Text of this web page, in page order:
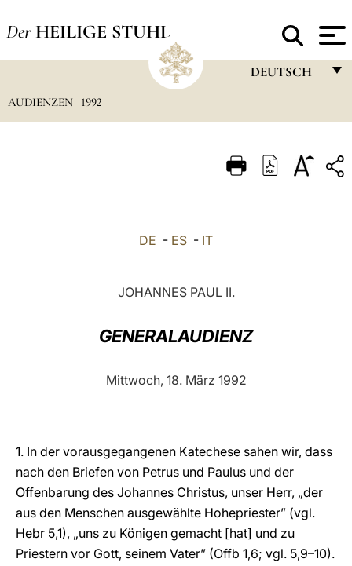
Der HEILIGE STUHL
DEUTSCH
ITALIANO
中文
AUDIENZEN 1992
DE - ES - IT
JOHANNES PAUL II.
GENERALAUDIENZ
Mittwoch, 18. März 1992
1. In der vorausgegangenen Katechese sahen wir, dass
nach den Briefen von Petrus und Paulus und der
Offenbarung des Johannes Christus, unser Herr, „der
aus den Menschen ausgewählte Hohepriester” (vgl.
Hebr 5,1), „uns zu Königen gemacht [hat] und zu
Priestern vor Gott, seinem Vater” (Offb 1,6; vgl. 5,9–10).